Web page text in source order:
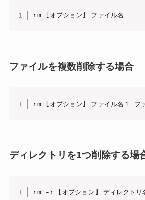
rm [オプション] ファイル名
ファイルを複数削除する場合
rm [オプション] ファイル名１ フ
ディレクトリを1つ削除する場
rm -r [オプション] ディレクトリ